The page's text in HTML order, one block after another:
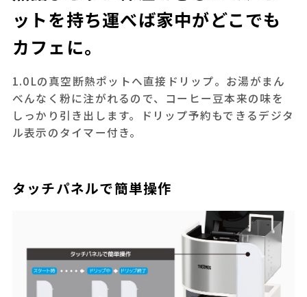
ットを持ち運べば家中がどこでも
カフェに。
1.0Lの真空断熱ポットへ直接ドリップ。お湯がまん
べんなく粉に注がれるので、コーヒー豆本来の味を
しっかり引き出します。ドリップ予約もできるデジタ
ル表示のタイマー付き。
タッチパネルで簡単操作